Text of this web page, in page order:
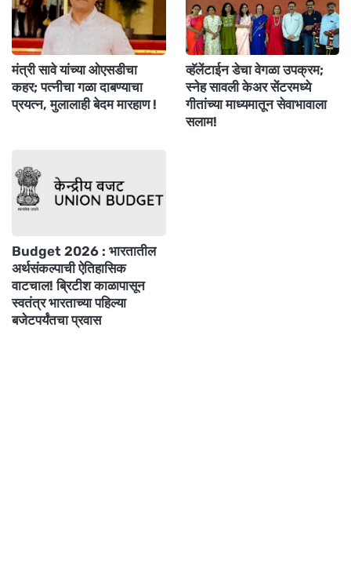
मंत्री सावे यांच्या ओएसडीचा
कहर; पत्नीचा गळा दाबण्याचा
प्रयत्न, मुलालाही बेदम मारहाण !
व्हॅलेंटाईन डेचा वेगळा उपक्रम;
स्नेह सावली केअर सेंटरमध्ये
गीतांच्या माध्यमातून सेवाभावाला
सलाम!
Budget 2026 : भारतातील
अर्थसंकल्पाची ऐतिहासिक
वाटचाल! ब्रिटीश काळापासून
स्वतंत्र भारताच्या पहिल्या
बजेटपर्यंतचा प्रवास